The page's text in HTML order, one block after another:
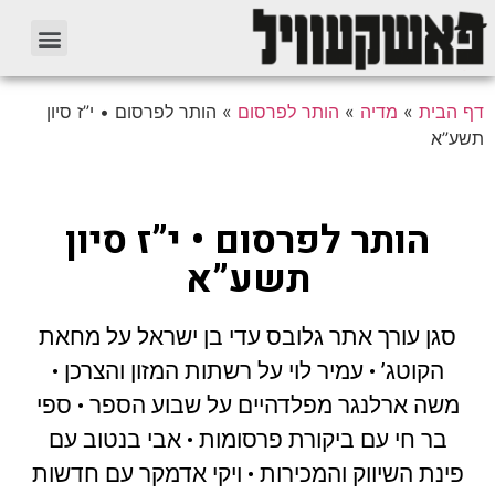
דף הבית » מדיה » הותר לפרסום » הותר לפרסום • י”ז סיון
תשע”א
הותר לפרסום • י”ז סיון
תשע”א
סגן עורך אתר גלובס עדי בן ישראל על מחאת
הקוטג’ • עמיר לוי על רשתות המזון והצרכן •
משה ארלנגר מפלדהיים על שבוע הספר • ספי
בר חי עם ביקורת פרסומות • אבי בנטוב עם
פינת השיווק והמכירות • ויקי אדמקר עם חדשות